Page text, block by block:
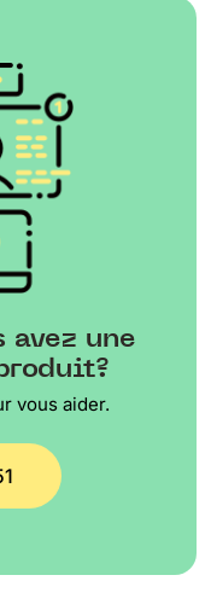
avez une
vous aider.